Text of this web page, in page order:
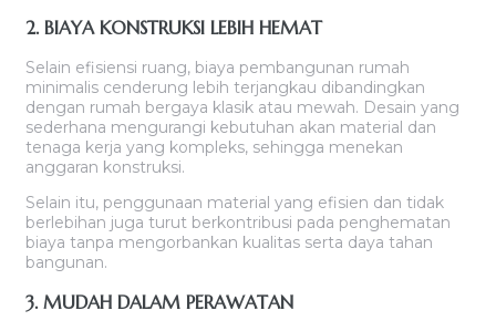
2. BIAYA KONSTRUKSI LEBIH HEMAT
Selain efisiensi ruang, biaya pembangunan rumah
minimalis cenderung lebih terjangkau dibandingkan
dengan rumah bergaya klasik atau mewah. Desain yang
sederhana mengurangi kebutuhan akan material dan
tenaga kerja yang kompleks, sehingga menekan
anggaran konstruksi.
Selain itu, penggunaan material yang efisien dan tidak
berlebihan juga turut berkontribusi pada penghematan
biaya tanpa mengorbankan kualitas serta daya tahan
bangunan.
3. MUDAH DALAM PERAWATAN